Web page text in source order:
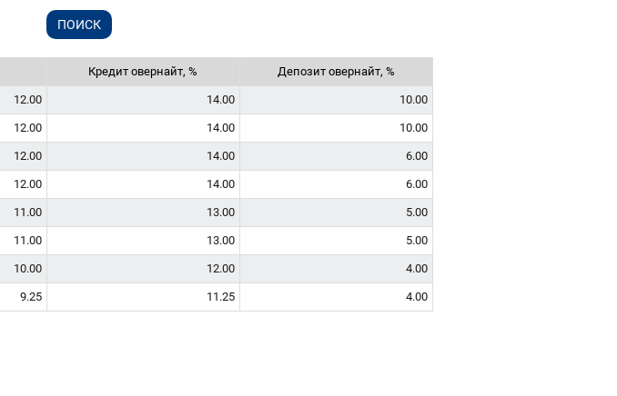
Кредит овернайт, % Депозит овернайт, %
12.00 14.00 10.00
12.00 14.00 10.00
12.00 14.00 6.00
12.00 14.00 6.00
11.00 13.00 5.00
11.00 13.00 5.00
10.00 12.00 4.00
9.25 11.25 4.00